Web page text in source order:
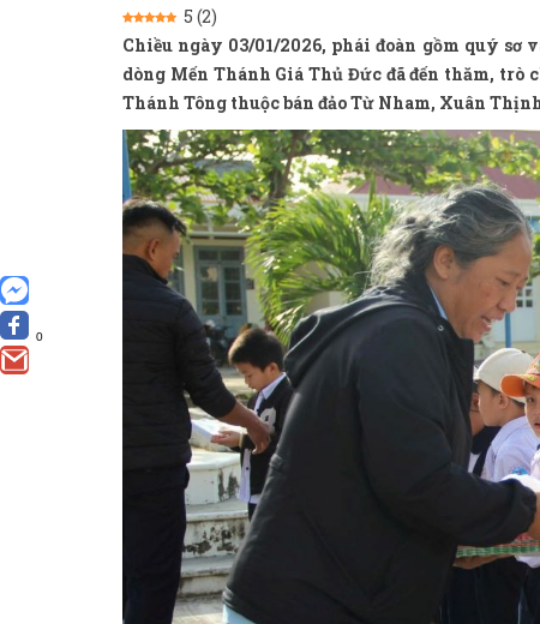
0
5 (2)
Chiều ngày 03/01/2026, phái đoàn gồm quý
dòng Mến Thánh Giá Thủ Đức đã đến thăm, trò
Thánh Tông thuộc bán đảo Từ Nham, Xuân